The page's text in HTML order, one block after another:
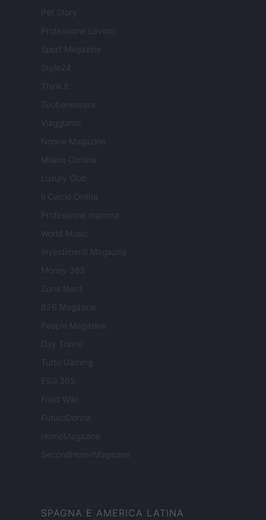
Pet Story
Professione Lavoro
Sport Magazine
Style24
Think.it
Tuobenessere
Viaggiamo
Nonne Magazine
Milano Cortina
Luxury Club
Il Calcio Online
Professione mamma
World Music
Investimenti Magazine
Money 365
Zona Nerd
B2B Magazine
People Magazine
Day Travel
Tutto Gaming
ESG 365
Food Wiki
FuturoDonna
HomeMagazine
SecondHomeMagazine
SPAGNA E AMERICA LATINA